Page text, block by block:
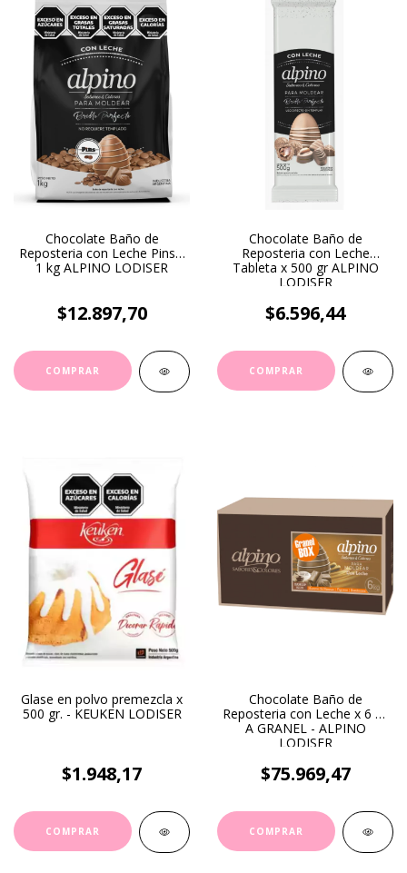
Chocolate Baño de
Reposteria con Leche Pins x
1 kg ALPINO LODISER
$12.897,70
Chocolate Baño de
Reposteria con Leche
Tableta x 500 gr ALPINO
LODISER
$6.596,44
Glase en polvo premezcla x
500 gr. - KEUKEN LODISER
$1.948,17
Chocolate Baño de
Reposteria con Leche x 6 kg
A GRANEL - ALPINO
LODISER
$75.969,47